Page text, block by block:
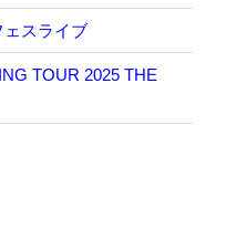
ェスライブ
TOUR 2025 THE